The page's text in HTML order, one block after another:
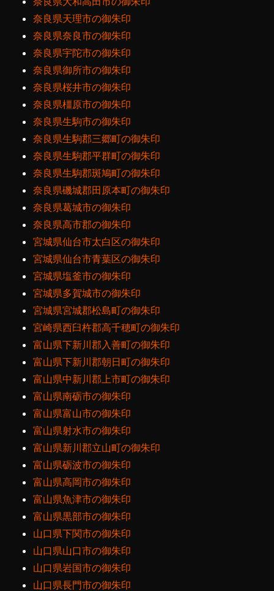
奈良県天理市の御朱印
奈良県奈良市の御朱印
奈良県宇陀市の御朱印
奈良県御所市の御朱印
奈良県桜井市の御朱印
奈良県橿原市の御朱印
奈良県生駒市の御朱印
奈良県生駒郡三郷町の御朱印
奈良県生駒郡平群町の御朱印
奈良県生駒郡斑鳩町の御朱印
奈良県磯城郡田原本町の御朱印
奈良県葛城市の御朱印
奈良県高市郡の御朱印
宮城県仙台市太白区の御朱印
宮城県仙台市青葉区の御朱印
宮城県塩釜市の御朱印
宮城県多賀城市の御朱印
宮城県宮城郡松島町の御朱印
宮崎県西臼杵郡高千穂町の御朱印
富山県下新川郡入善町の御朱印
富山県下新川郡朝日町の御朱印
富山県中新川郡上市町の御朱印
富山県南砺市の御朱印
富山県富山市の御朱印
富山県射水市の御朱印
富山県新川郡立山町の御朱印
富山県砺波市の御朱印
富山県高岡市の御朱印
富山県魚津市の御朱印
富山県黒部市の御朱印
山口県下関市の御朱印
山口県山口市の御朱印
山口県岩国市の御朱印
山口県長門市の御朱印